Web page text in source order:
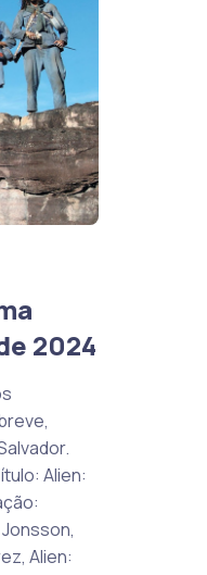
2024
Alien:
Alien: